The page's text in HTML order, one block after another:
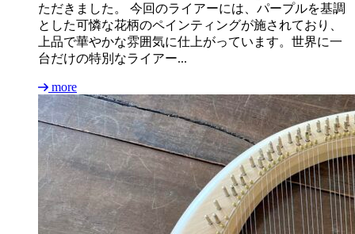
ただきました。 今回のライアーには、パープルを基調
とした可憐な花柄のペインティングが施されており、
上品で華やかな雰囲気に仕上がっています。世界に一
台だけの特別なライアー...
more